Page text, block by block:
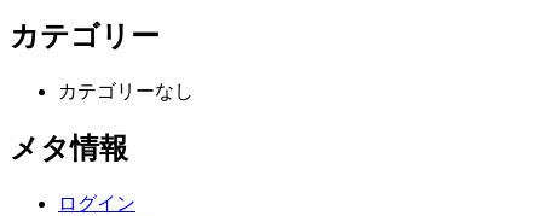
カテゴリー
カテゴリーなし
メタ情報
ログイン